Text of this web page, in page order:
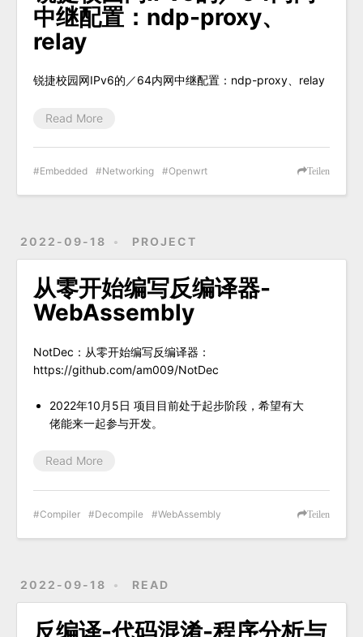
中继配置：ndp-proxy、
relay
锐捷校园网IPv6的／64内网中继配置：ndp-proxy、relay
Read More
Teilen
Embedded Networking Openwrt
2022-09-18 PROJECT
从零开始编写反编译器-
WebAssembly
NotDec：从零开始编写反编译器：
https://github.com/am009/NotDec
2022年10月5日 项目目前处于起步阶段，希望有大
佬能来一起参与开发。
Read More
Teilen
Compiler Decompile WebAssembly
2022-09-18 READ
反编译-代码混淆-程序分析与